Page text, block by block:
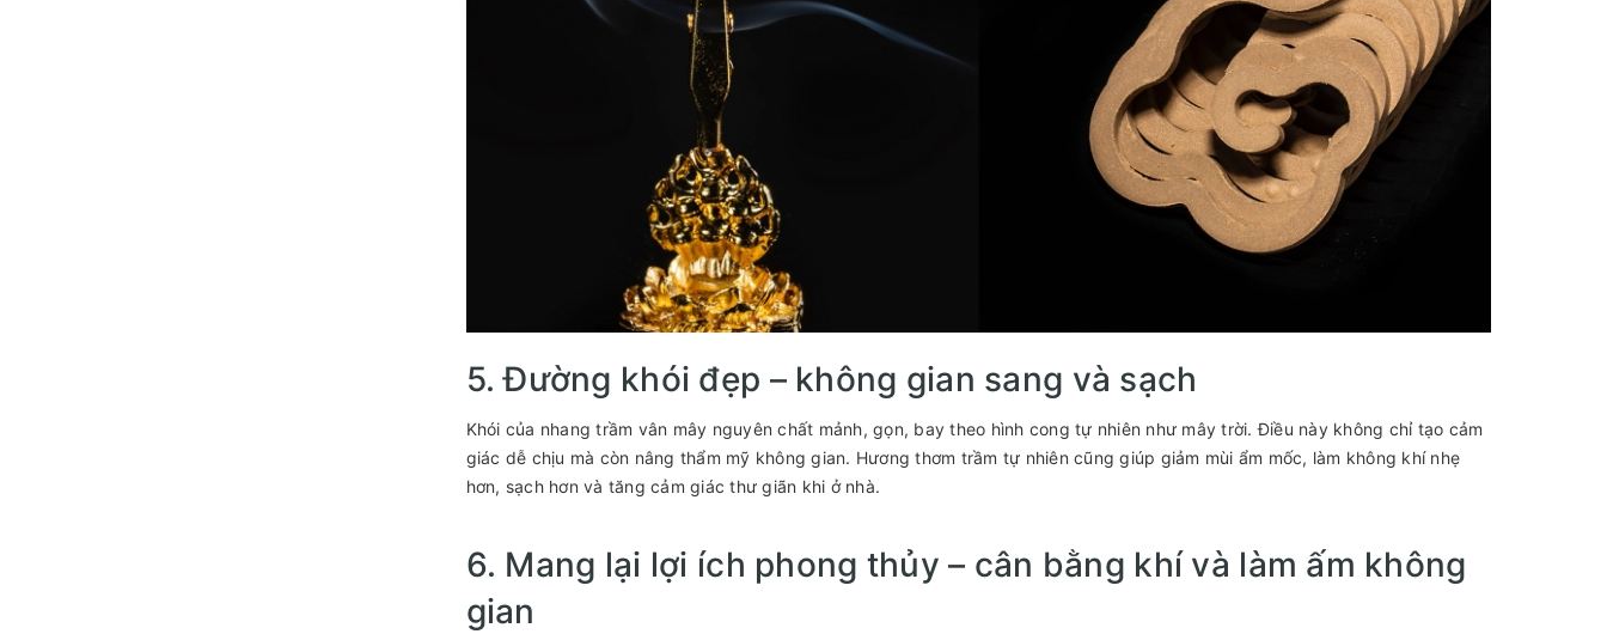
5. Đường khói đẹp – không gian sang và sạch
Khói của nhang trầm vân mây nguyên chất mảnh, gọn, bay theo hình cong tự nhiên như mây trời. Điều này không chỉ tạo cảm
giác dễ chịu mà còn nâng thẩm mỹ không gian. Hương thơm trầm tự nhiên cũng giúp giảm mùi ẩm mốc, làm không khí nhẹ
hơn, sạch hơn và tăng cảm giác thư giãn khi ở nhà.
6. Mang lại lợi ích phong thủy – cân bằng khí và làm ấm không
gian